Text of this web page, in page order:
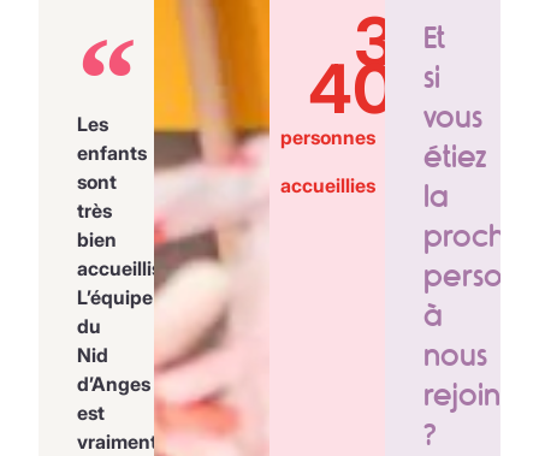
Les
enfants
sont
très
bien
accueillis.
L’équipe
du
Nid
d’Anges
est
vraiment
personnes
accueillies
3
400
Et
si
vous
étiez
la
à
nous
?